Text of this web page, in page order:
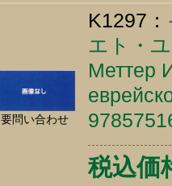
要問い合わせ
K1297：
エト・
Меттер
税込価